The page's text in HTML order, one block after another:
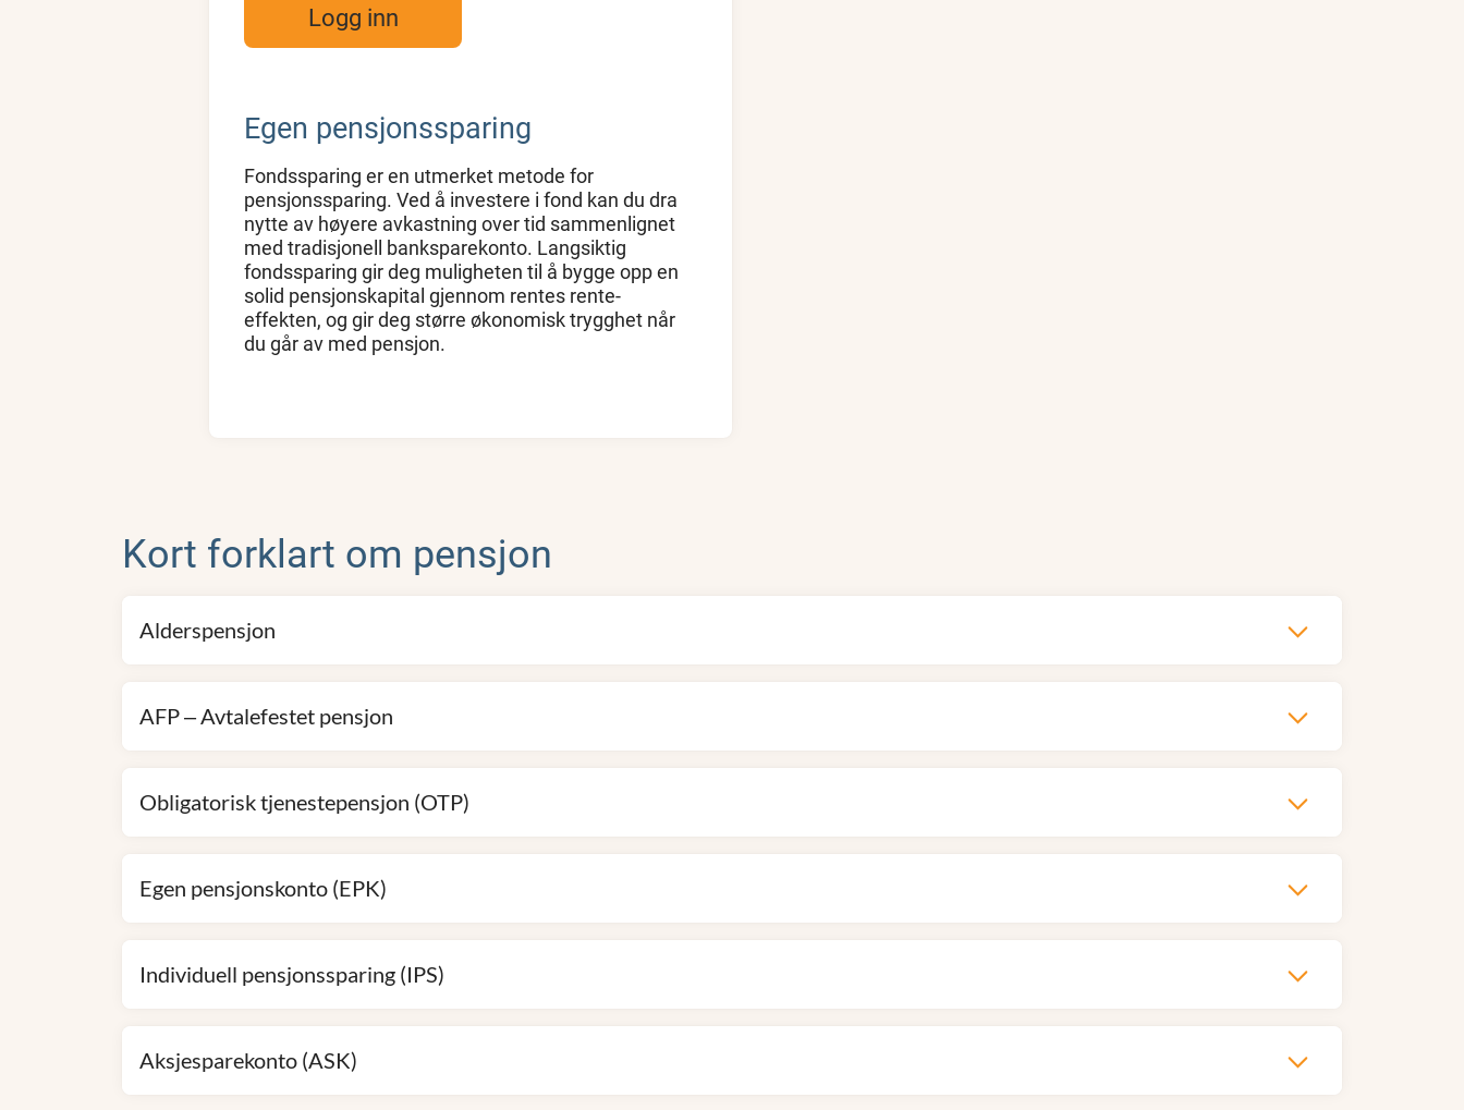
Logg inn
Egen pensjonssparing
Fondssparing er en utmerket metode for
pensjonssparing. Ved å investere i fond kan du dra
nytte av høyere avkastning over tid sammenlignet
med tradisjonell banksparekonto. Langsiktig
fondssparing gir deg muligheten til å bygge opp en
solid pensjonskapital gjennom rentes rente-
effekten, og gir deg større økonomisk trygghet når
du går av med pensjon.
Kort forklart om pensjon
Alderspensjon
AFP – Avtalefestet pensjon
Obligatorisk tjenestepensjon (OTP)
Egen pensjonskonto (EPK)
Individuell pensjonssparing (IPS)
Aksjesparekonto (ASK)